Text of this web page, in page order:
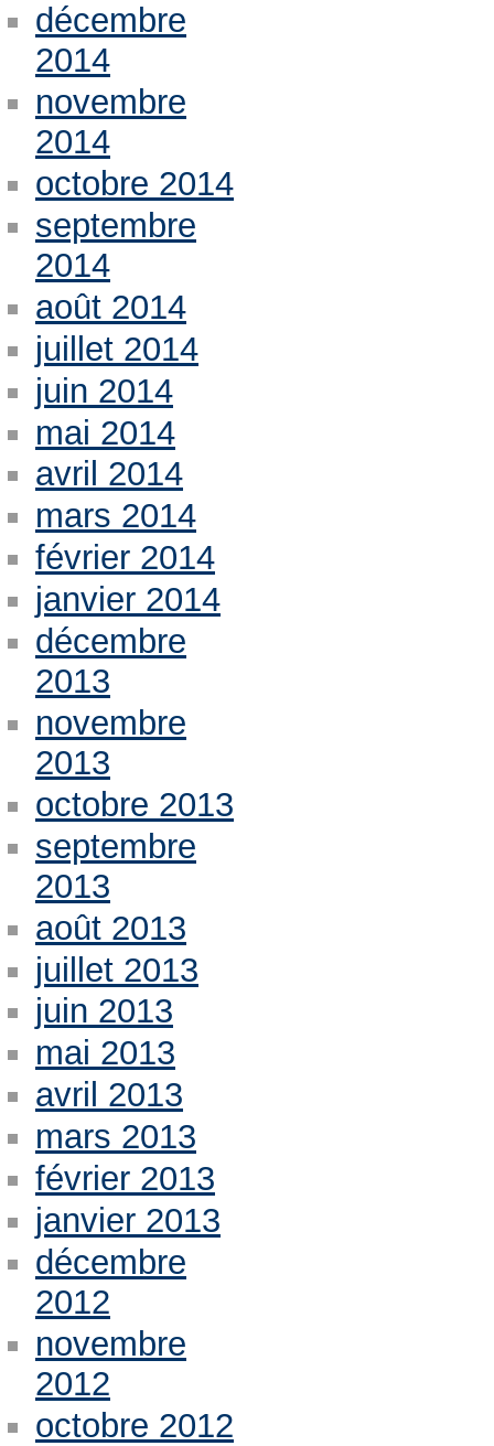
décembre
2014
novembre
2014
octobre 2014
septembre
2014
août 2014
juillet 2014
juin 2014
mai 2014
avril 2014
mars 2014
février 2014
janvier 2014
décembre
2013
novembre
2013
octobre 2013
septembre
2013
août 2013
juillet 2013
juin 2013
mai 2013
avril 2013
mars 2013
février 2013
janvier 2013
décembre
2012
novembre
2012
octobre 2012